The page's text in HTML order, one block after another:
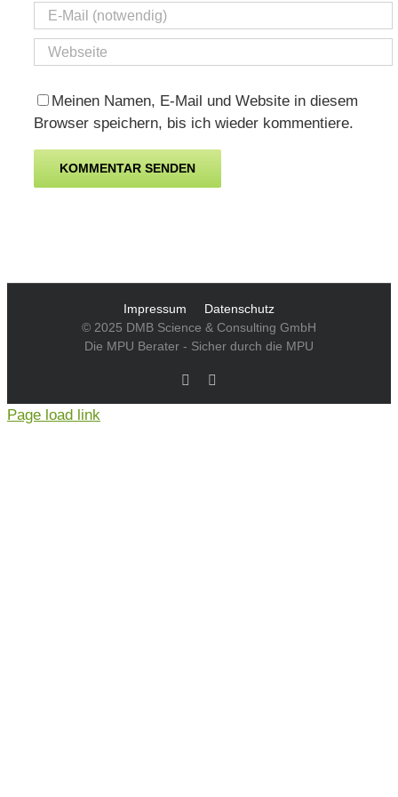
Meinen Namen, E-Mail und Website in diesem
Browser speichern, bis ich wieder kommentiere.
Impressum
Datenschutz
© 2025 DMB Science & Consulting GmbH
Die MPU Berater - Sicher durch die MPU
Facebook
Page load link